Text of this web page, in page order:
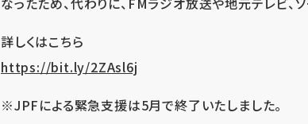
詳しくはこちら
https://bit.ly/2ZAsl6j
※JPFによる緊急支援は5月で終了いたしました。